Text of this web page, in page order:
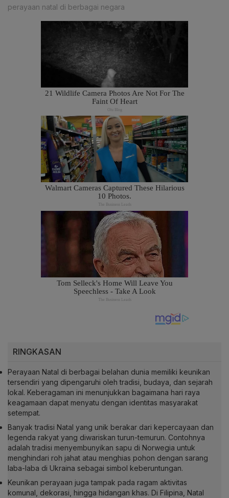
perayaan natal di berbagai negara
RINGKASAN
Perayaan Natal di berbagai belahan dunia memiliki keunikan
tersendiri yang dipengaruhi oleh tradisi, budaya, dan sejarah
lokal. Keberagaman ini menunjukkan bagaimana hari raya
keagamaan dapat menyatu dengan identitas masyarakat
setempat.
Banyak tradisi Natal yang unik berakar dari kepercayaan dan
legenda rakyat yang diwariskan turun-temurun. Contohnya
adalah tradisi menyembunyikan sapu di Norwegia untuk
menghindari roh jahat atau menghias pohon dengan sarang
laba-laba di Ukraina sebagai simbol keberuntungan.
Keunikan perayaan juga tampak pada ragam aktivitas
komunal, dekorasi, hingga hidangan khas. Di Filipina, Natal